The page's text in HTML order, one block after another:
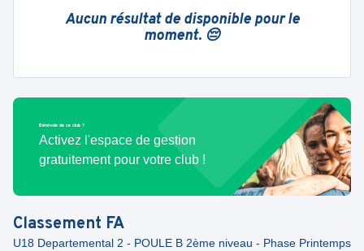
Aucun résultat de disponible pour le
moment. 😔
Bénévole de ce club ?
Activez l'espace de gestion
gratuitement pour votre club !
Classement FA
U18 Departemental 2 - POULE B 2ème niveau - Phase Printemps